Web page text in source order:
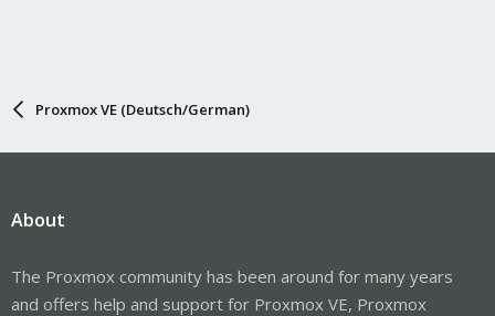
Proxmox VE (Deutsch/German)
About
The Proxmox community has been around for many years
and offers help and support for Proxmox VE, Proxmox